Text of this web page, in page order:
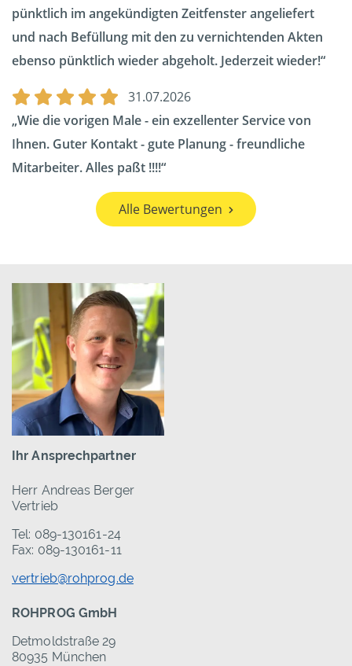
pünktlich im angekündigten Zeitfenster angeliefert
und nach Befüllung mit den zu vernichtenden Akten
ebenso pünktlich wieder abgeholt. Jederzeit wieder!
31.07.2026
Wie die vorigen Male - ein exzellenter Service von
Ihnen. Guter Kontakt - gute Planung - freundliche
Mitarbeiter. Alles paßt !!!!
Alle Bewertungen
Ihr Ansprechpartner
Herr Andreas Berger
Vertrieb
Tel: 089-130161-24
Fax: 089-130161-11
vertrieb@rohprog.de
ROHPROG GmbH
Detmoldstraße 29
80935 München